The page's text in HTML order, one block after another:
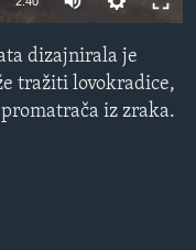
dizajnirala je
tražiti lovokradice,
iz zraka.